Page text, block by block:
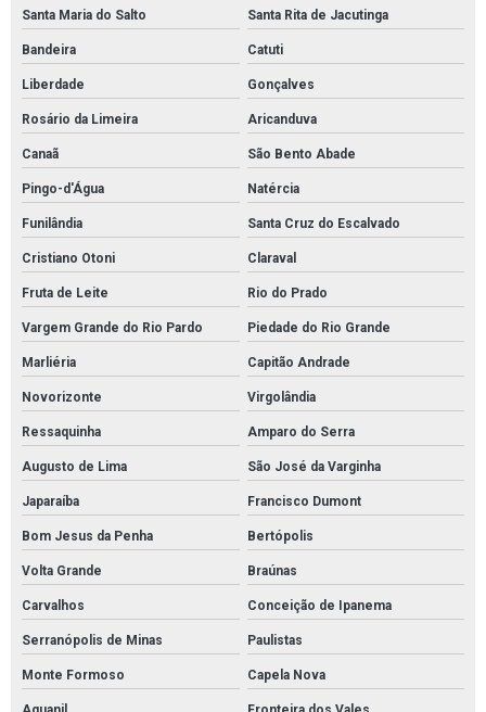
Santa Maria do Salto Santa Rita de Jacutinga
Bandeira Catuti
Liberdade Gonçalves
Rosário da Limeira Aricanduva
Canaã São Bento Abade
Pingo-d'Água Natércia
Funilândia Santa Cruz do Escalvado
Cristiano Otoni Claraval
Fruta de Leite Rio do Prado
Vargem Grande do Rio Pardo Piedade do Rio Grande
Marliéria Capitão Andrade
Novorizonte Virgolândia
Ressaquinha Amparo do Serra
Augusto de Lima São José da Varginha
Japaraíba Francisco Dumont
Bom Jesus da Penha Bertópolis
Volta Grande Braúnas
Carvalhos Conceição de Ipanema
Serranópolis de Minas Paulistas
Monte Formoso Capela Nova